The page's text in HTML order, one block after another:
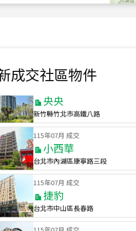
成交社區物件
新竹市新竹市慈祥路
115年07月 成交
新竹縣竹北市高鐵八路
115年07月 成交
小西華
台北市內湖區康寧路三段
115年07月 成交
捷豹
台北市中山區長春路
115年07月 成交